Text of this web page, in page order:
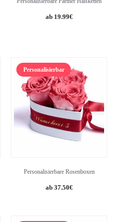
19.99€
Personalisierbar
Personalisierbare Rosenboxen
37.50€